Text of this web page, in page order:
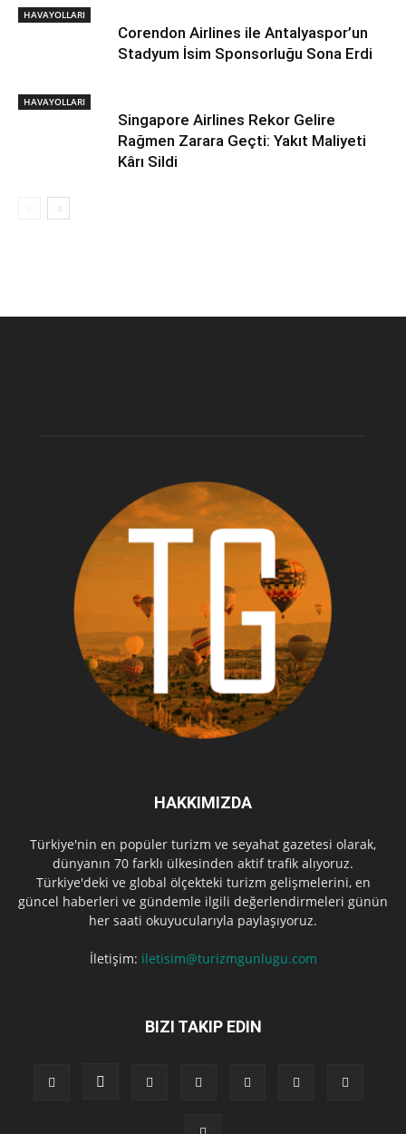
HAVAYOLLARI
Corendon Airlines ile Antalyaspor’un
Stadyum İsim Sponsorluğu Sona Erdi
HAVAYOLLARI
Singapore Airlines Rekor Gelire
Rağmen Zarara Geçti: Yakıt Maliyeti
Kârı Sildi
HAKKIMIZDA
Türkiye'nin en popüler turizm ve seyahat gazetesi olarak,
dünyanın 70 farklı ülkesinden aktif trafik alıyoruz.
Türkiye'deki ve global ölçekteki turizm gelişmelerini, en
güncel haberleri ve gündemle ilgili değerlendirmeleri günün
her saati okuyucularıyla paylaşıyoruz.
İletişim: iletisim@turizmgunlugu.com
BIZI TAKIP EDIN